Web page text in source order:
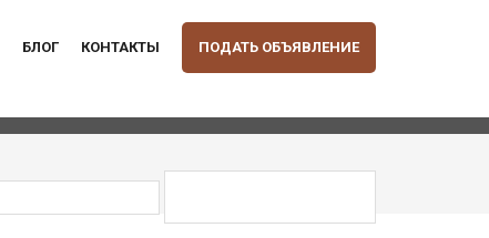
БЛОГ КОНТАКТЫ ПОДАТЬ ОБЪЯВЛЕНИЕ